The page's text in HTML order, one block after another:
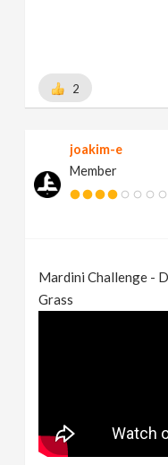
2
joakim-e
Member
Mardini Challenge -
Grass